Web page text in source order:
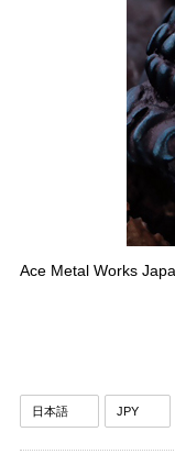
Ace Metal Works